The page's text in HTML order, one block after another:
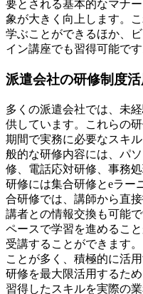
要とされる基本的なマナ
象が大きく向上します。
学ぶことができるほか、
イン講座でも習得可能です
派遣会社の研修制度
多くの派遣会社では、未
供しています。これらの
期間で実務に必要なスキ
般的な研修内容には、パ
修、電話応対研修、事務
研修には集合研修とeラー
合研修では、講師から直
講者との情報交換も可能
ペースで学習を進めるこ
受講することができます
ことが多く、積極的に活
研修を最大限活用するた
習得したスキルを実際の